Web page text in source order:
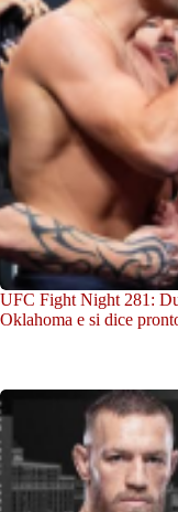
UFC Fight Night 281:
Oklahoma e si dice